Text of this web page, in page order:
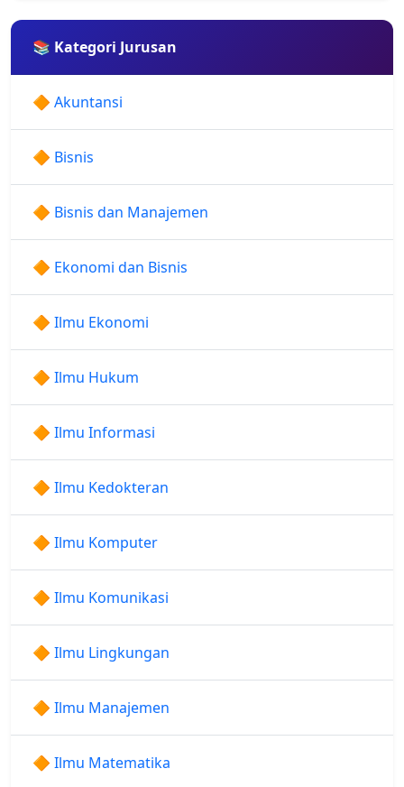
📚 Kategori Jurusan
🔶 Akuntansi
🔶 Bisnis
🔶 Bisnis dan Manajemen
🔶 Ekonomi dan Bisnis
🔶 Ilmu Ekonomi
🔶 Ilmu Hukum
🔶 Ilmu Informasi
🔶 Ilmu Kedokteran
🔶 Ilmu Komputer
🔶 Ilmu Komunikasi
🔶 Ilmu Lingkungan
🔶 Ilmu Manajemen
🔶 Ilmu Matematika